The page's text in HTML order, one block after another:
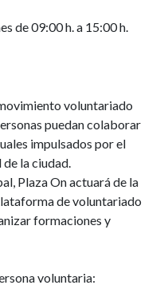
de 09:00 h. a 15:00 h.
voluntariado
puedan colaborar
impulsados por el
la ciudad.
Plaza On actuará de la
de voluntariado
formaciones y
voluntaria: